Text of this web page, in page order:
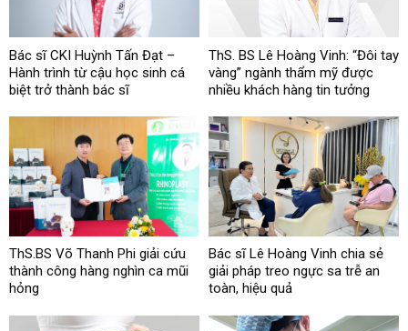
Bác sĩ CKI Huỳnh Tấn Đạt –
Hành trình từ cậu học sinh cá
biệt trở thành bác sĩ
ThS. BS Lê Hoàng Vinh: “Đôi tay
vàng” ngành thẩm mỹ được
nhiều khách hàng tin tưởng
ThS.BS Võ Thanh Phi giải cứu
thành công hàng nghìn ca mũi
hỏng
Bác sĩ Lê Hoàng Vinh chia sẻ
giải pháp treo ngực sa trễ an
toàn, hiệu quả